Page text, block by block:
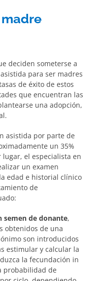
deciden someterse a
para ser madres
de éxito de estos
que encuentran las
una adopción,
asistida por parte de
un 35%
el especialista en
un examen
edad e historial clínico
de
semen de donante,
obtenidos de una
son introducidos
estimular y calcular la
la fecundación in
probabilidad de